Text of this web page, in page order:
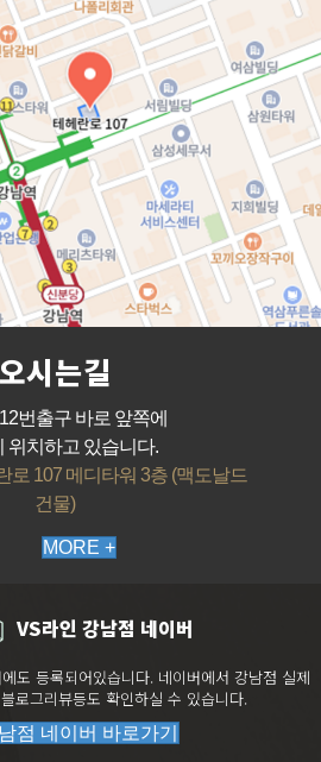
오시는길
번출구 바로 앞쪽에
위치하고 있습니다.
로 107 메디타워 3층 (맥도날드
건물)
MORE +
VS라인 강남점 네이버
도 등록되어있습니다. 네이버에서 강남점 실제
로그리뷰등도 확인하실 수 있습니다.
점 네이버 바로가기